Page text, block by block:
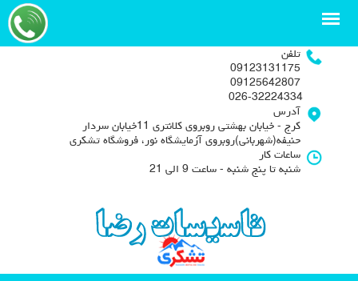
تلفن
09123131175
09125642807
آدرس
کرج - خیابان بهشتی روبروی کلانتری 11خیابان سردار
حنیفه(شهربانی)روبروی آزمایشگاه نور، فروشگاه تشکری
ساعات کار
شنبه تا پنج شنبه - ساعت 9 الی 21